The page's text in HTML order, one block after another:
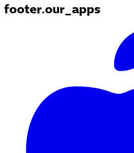
footer.our_apps